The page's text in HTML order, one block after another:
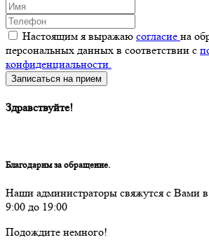
Настоящим я выражаю согласие на
персональных данных в соответствии с
конфиденциальности.
Записаться на прием
Здравствуйте!
Благодарим за обращение.
Наши администраторы свяжутся с Вами в
9:00 до 19:00
Подождите немного!